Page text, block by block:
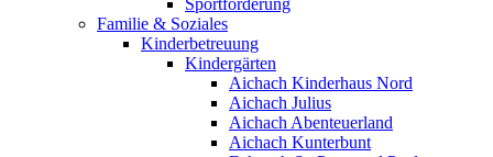
Sportförderung
Familie & Soziales
Kinderbetreuung
Kindergärten
Aichach Kinderhaus Nord
Aichach Julius
Aichach Abenteuerland
Aichach Kunterbunt